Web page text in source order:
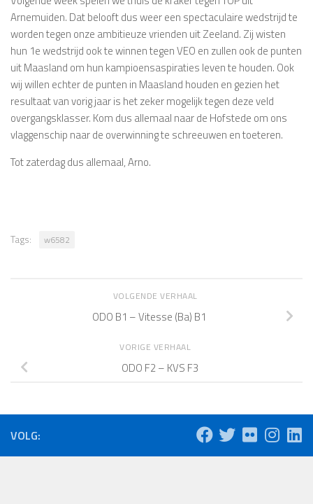
Arnemuiden. Dat belooft dus weer een spectaculaire wedstrijd te
worden tegen onze ambitieuze vrienden uit Zeeland. Zij wisten
hun 1e wedstrijd ook te winnen tegen VEO en zullen ook de punten
uit Maasland om hun kampioensaspiraties leven te houden. Ook
wij willen echter de punten in Maasland houden en gezien het
resultaat van vorig jaar is het zeker mogelijk tegen deze veld
overgangsklasser. Kom dus allemaal naar de Hofstede om ons
vlaggenschip naar de overwinning te schreeuwen en toeteren.
Tot zaterdag dus allemaal, Arno.
Tags: w6582
VOLGENDE VERHAAL
ODO B1 – Vitesse (Ba) B1
VORIGE VERHAAL
ODO F2 – KVS F3
VOLG: